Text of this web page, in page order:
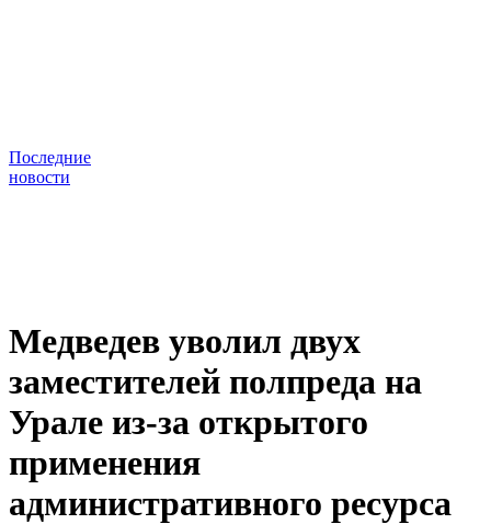
Последние
новости
Медведев уволил двух
заместителей полпреда на
Урале из-за открытого
применения
административного ресурса